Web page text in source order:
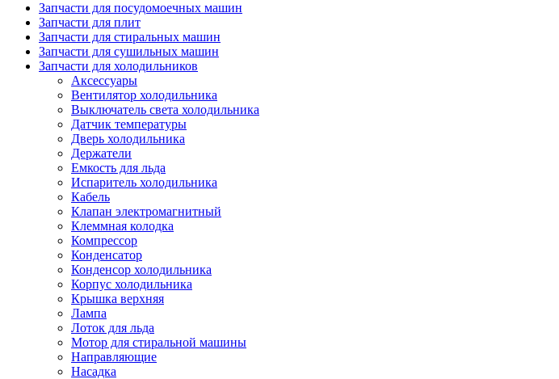
Запчасти для посудомоечных машин
Запчасти для плит
Запчасти для стиральных машин
Запчасти для сушильных машин
Запчасти для холодильников
Аксессуары
Вентилятор холодильника
Выключатель света холодильника
Датчик температуры
Дверь холодильника
Держатели
Емкость для льда
Испаритель холодильника
Кабель
Клапан электромагнитный
Клеммная колодка
Компрессор
Конденсатор
Конденсор холодильника
Корпус холодильника
Крышка верхняя
Лампа
Лоток для льда
Мотор для стиральной машины
Направляющие
Насадка